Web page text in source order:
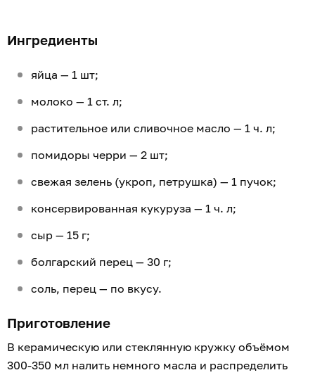
Ингредиенты
яйца — 1 шт;
молоко — 1 ст. л;
растительное или сливочное масло — 1 ч. л;
помидоры черри — 2 шт;
свежая зелень (укроп, петрушка) — 1 пучок;
консервированная кукуруза — 1 ч. л;
сыр — 15 г;
болгарский перец — 30 г;
соль, перец — по вкусу.
Приготовление
В керамическую или стеклянную кружку объёмом
300-350 мл налить немного масла и распределить